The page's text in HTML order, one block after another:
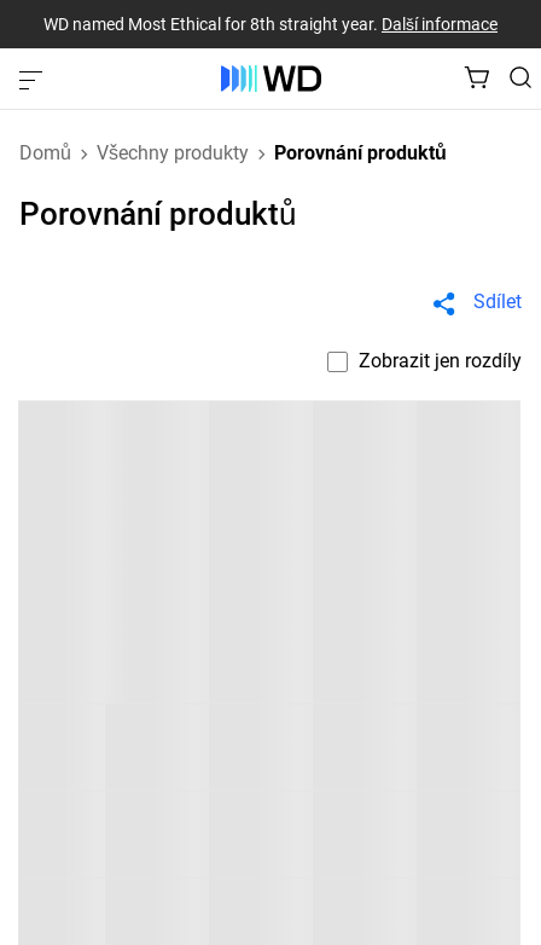
WD named Most Ethical for 8th straight year. Další informace
Domů Všechny produkty Porovnání produktů
Porovnání produktů
Sdílet
Zobrazit jen rozdíly